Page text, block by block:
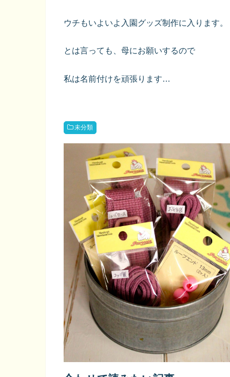
ウチもいよいよ入園グッズ制作に入ります。
とは言っても、母にお願いするので
私は名前付けを頑張ります…
未分類